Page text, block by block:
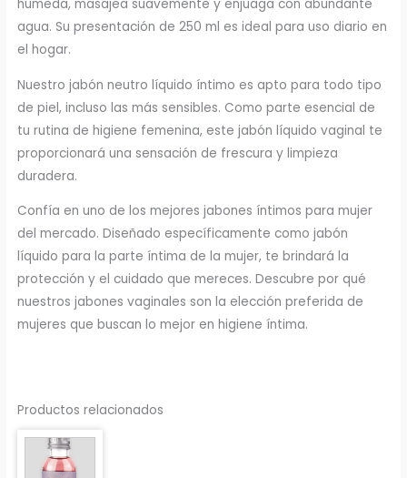
húmeda, masajea suavemente y enjuaga con abundante
agua. Su presentación de 250 ml es ideal para uso diario en
el hogar.
Nuestro jabón neutro líquido íntimo es apto para todo tipo
de piel, incluso las más sensibles. Como parte esencial de
tu rutina de higiene femenina, este jabón líquido vaginal te
proporcionará una sensación de frescura y limpieza
duradera.
Confía en uno de los mejores jabones íntimos para mujer
del mercado. Diseñado específicamente como jabón
líquido para la parte íntima de la mujer, te brindará la
protección y el cuidado que mereces. Descubre por qué
nuestros jabones vaginales son la elección preferida de
mujeres que buscan lo mejor en higiene íntima.
Productos relacionados